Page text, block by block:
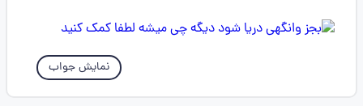
نمایش جواب